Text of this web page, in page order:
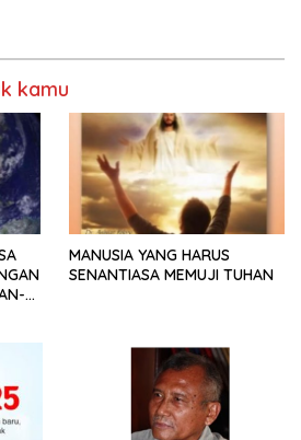
kamu
MANUSIA YANG HARUS
SENANTIASA MEMUJI TUHAN